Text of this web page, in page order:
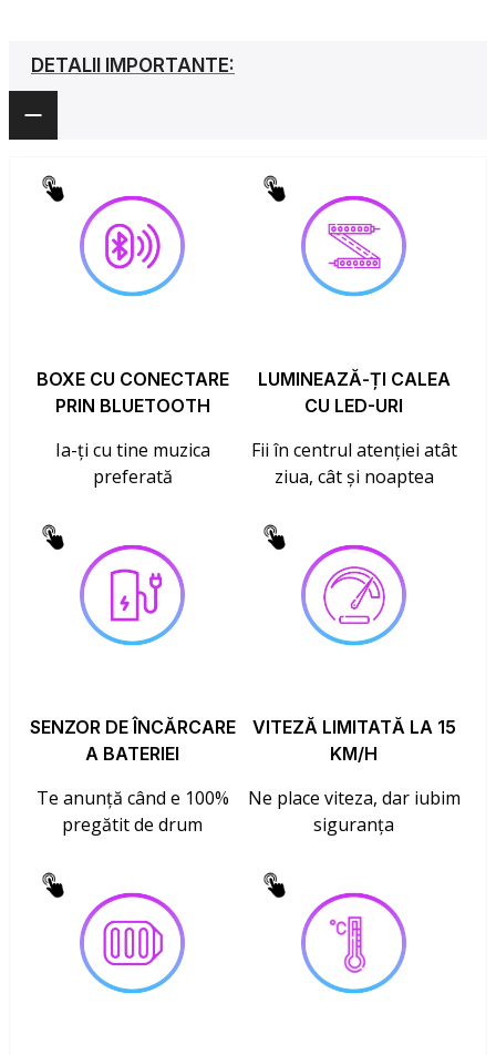
DETALII IMPORTANTE:
BOXE CU CONECTARE
PRIN BLUETOOTH
Ia-ți cu tine muzica
preferată
LUMINEAZĂ-ȚI CALEA
CU LED-URI
Fii în centrul atenției atât
ziua, cât și noaptea
SENZOR DE ÎNCĂRCARE
A BATERIEI
Te anunță când e 100%
pregătit de drum
VITEZĂ LIMITATĂ LA 15
KM/H
Ne place viteza, dar iubim
siguranța